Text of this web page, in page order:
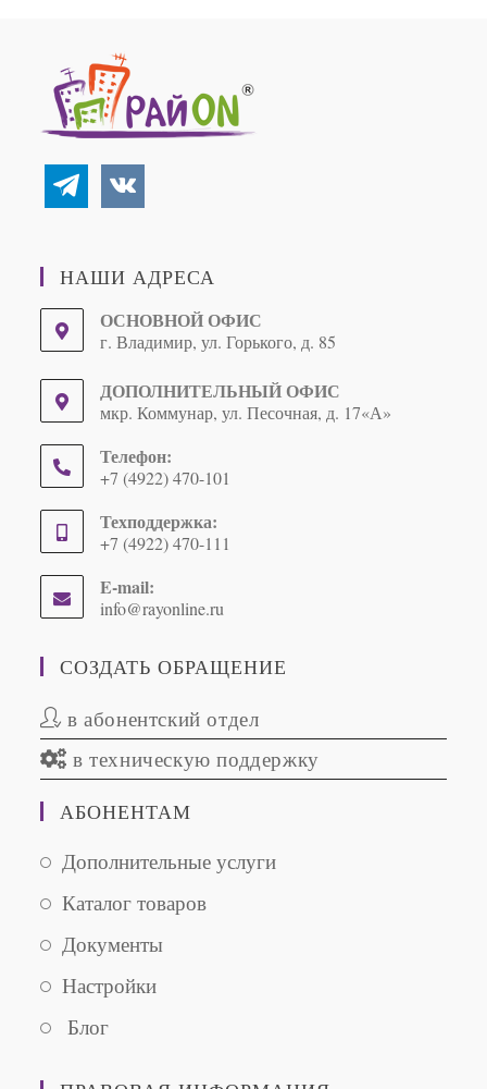
telegram vkontakte
НАШИ АДРЕСА
ОСНОВНОЙ ОФИС
г. Владимир, ул. Горького, д. 85
ДОПОЛНИТЕЛЬНЫЙ ОФИС
мкр. Коммунар, ул. Песочная, д. 17«А»
Телефон:
+7 (4922) 470-101
Техподдержка:
+7 (4922) 470-111
E-mail:
info@rayonline.ru
application
СОЗДАТЬ ОБРАЩЕНИЕ
в абонентский отдел
в техническую поддержку
АБОНЕНТАМ
Дополнительные услугиOpens
Каталог товаров
Документы
НастройкиOpens
БлогOpens